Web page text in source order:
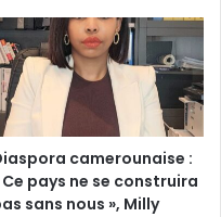
camerounaise :
Ce pays ne se construira
sans nous », Milly